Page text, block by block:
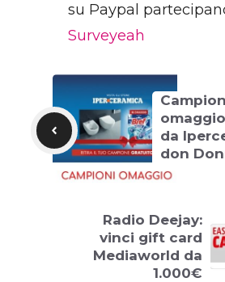
su Paypal
Surveyeah
da
don
Radio Deejay:
vinci gift card
Mediaworld da
1.000€